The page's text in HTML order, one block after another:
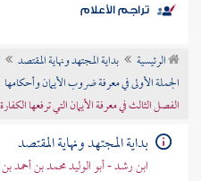
موضوعي
تراجم الأعلام
الرئيسية بداية المجتهد ونهاية المقتصد
الجملة الأولى في معرفة ضروب الأيمان وأحكامها
الفصل الثالث في معرفة الأيمان التي ترفعها
بداية المجتهد ونهاية المقتصد
ابن رشد - أبو الوليد محمد بن أحمد